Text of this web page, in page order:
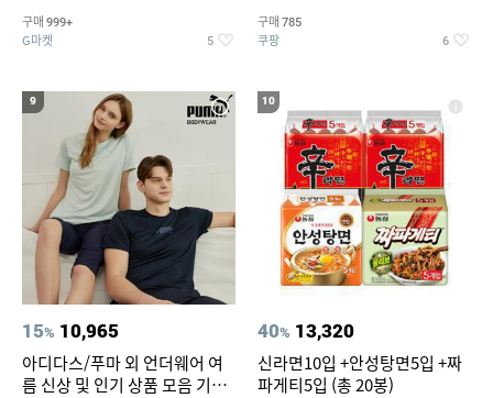
구매 999+
G마켓 5
구매 785
쿠팡 6
9
15% 10,965
아디다스/푸마 외 언더웨어 여
름 신상 및 인기 상품 모음 기획
10
40% 13,320
신라면10입 +안성탕면5입 +짜
파게티5입 (총 20봉)